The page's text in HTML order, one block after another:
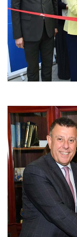
تواصل معنا
الطلاب
هيئة التدريس
الخريجين
الموظفون
الزائـرون